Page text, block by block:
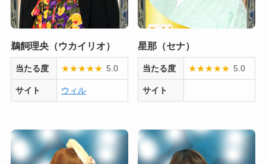
鵜飼理央（ウカイリオ）
当たる度 ★★★★★ 5.0
サイト ウィル
星那（セナ）
当たる度 ★★★★★ 5.0
サイト